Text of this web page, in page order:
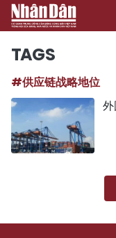
TAGS
#供应链战略地位